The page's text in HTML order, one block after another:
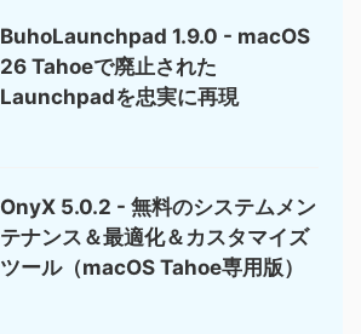
BuhoLaunchpad 1.9.0 - macOS
26 Tahoeで廃止された
Launchpadを忠実に再現
OnyX 5.0.2 - 無料のシステムメン
テナンス＆最適化＆カスタマイズ
ツール（macOS Tahoe専用版）